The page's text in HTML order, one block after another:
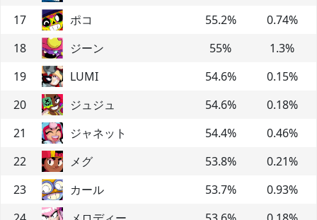
17
ポコ 55.2% 0.74%
18
ジーン 55% 1.3%
19
LUMI 54.6% 0.15%
20
ジュジュ 54.6% 0.18%
21
ジャネット 54.4% 0.46%
22
メグ 53.8% 0.21%
23
カール 53.7% 0.93%